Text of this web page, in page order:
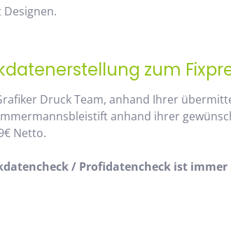
zum
Druck Team, anhand Ihrer
anhand ihrer
Netto.
/ Profidatencheck ist